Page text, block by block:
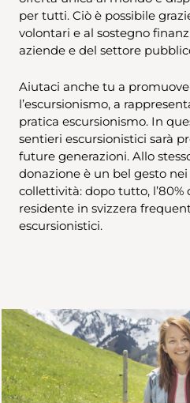
per tutti. Ciò è possibile
volontari e al sostegno
aziende e del settore
Aiutaci anche tu a
l’escursionismo, a
pratica escursionismo. In
sentieri escursionistici sarà
future generazioni. Allo
donazione è un bel gesto
collettività: dopo tutto, l’80%
residente in svizzera
escursionistici.